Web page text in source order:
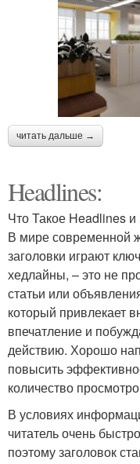
читать дальше →
Headlines:
Что Такое Headlines
В мире современной
заголовки играют
хедлайны, – это не
статьи или
который привлекает
впечатление и
действию. Хорошо
повысить
количество
В условиях
читатель очень
поэтому заголовок